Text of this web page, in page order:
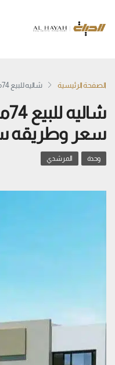
الصفحة الرئيسية شاليه للبيع 74متر بالقرب من مطار العلمين بإطلالة مميزه وافضل سعر وطريقه سداد فى قلب الساحل
سعر وطريقه
وحدة المرشدي